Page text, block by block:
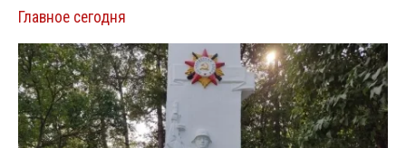
Главное сегодня